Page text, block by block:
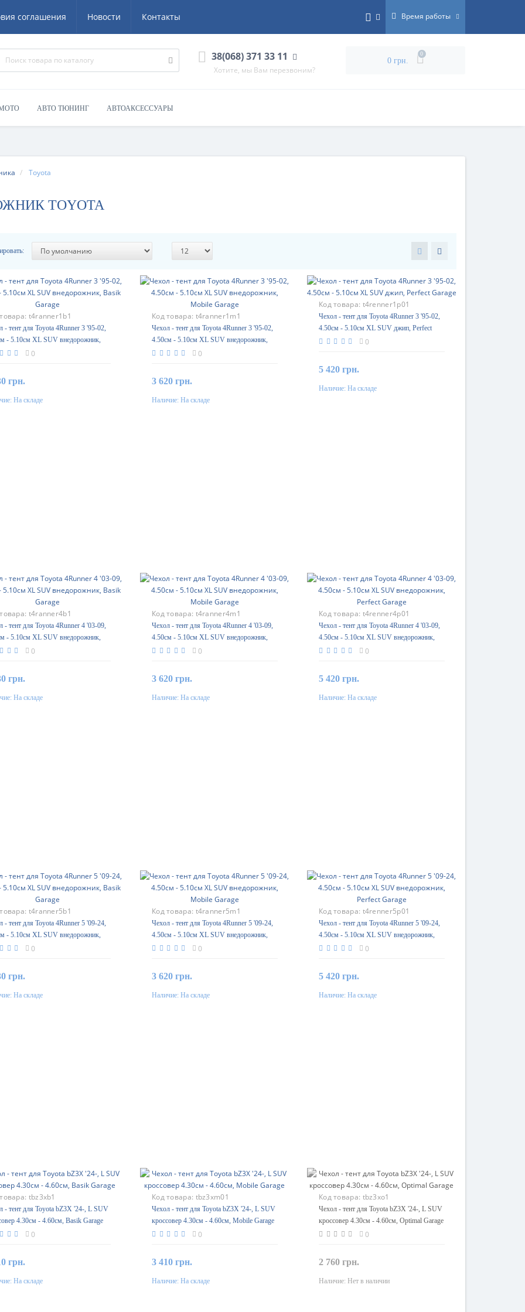
соглашения Новости Контакты Время работы
38(068) 371 33 11
Хотите, мы Вам перезвоним?
0 грн.
0
АВТО ТЮНИНГ АВТОАКСЕССУАРЫ
Toyota
TOYOTA
t4ranner1b1
- тент для Toyota 4Runner 3 '95-02,
- 5.10см XL SUV внедорожник,
0
грн.
В корзину
На складе
Код товара: t4ranner1m1
Чехол - тент для Toyota 4Runner 3 '95-02,
4.50см - 5.10см XL SUV внедорожник,
Mobile Garage 0
3 620 грн.
В корзину
Наличие: На складе
Код товара: t4renner1p01
Чехол - тент для Toyota 4Runner 3 '95-02,
4.50см - 5.10см XL SUV джип, Perfect
Garage
0
5 420 грн.
В корзину
Наличие: На складе
t4ranner4b1
- тент для Toyota 4Runner 4 '03-09,
- 5.10см XL SUV внедорожник,
0
грн.
В корзину
На складе
Код товара: t4ranner4m1
Чехол - тент для Toyota 4Runner 4 '03-09,
4.50см - 5.10см XL SUV внедорожник,
Mobile Garage 0
3 620 грн.
В корзину
Наличие: На складе
Код товара: t4renner4p01
Чехол - тент для Toyota 4Runner 4 '03-09,
4.50см - 5.10см XL SUV внедорожник,
Perfect Garage
0
5 420 грн.
В корзину
Наличие: На складе
t4ranner5b1
- тент для Toyota 4Runner 5 '09-24,
- 5.10см XL SUV внедорожник,
0
грн.
В корзину
На складе
Код товара: t4ranner5m1
Чехол - тент для Toyota 4Runner 5 '09-24,
4.50см - 5.10см XL SUV внедорожник,
Mobile Garage 0
3 620 грн.
В корзину
Наличие: На складе
Код товара: t4renner5p01
Чехол - тент для Toyota 4Runner 5 '09-24,
4.50см - 5.10см XL SUV внедорожник,
Perfect Garage
0
5 420 грн.
В корзину
Наличие: На складе
tbz3xb1
- тент для Toyota bZ3X '24-, L SUV
4.30см - 4.60см, Basik Garage
0
грн.
В корзину
На складе
Код товара: tbz3xm01
Чехол - тент для Toyota bZ3X '24-, L SUV
кроссовер 4.30см - 4.60см, Mobile Garage
0
3 410 грн.
В корзину
Наличие: На складе
Код товара: tbz3xo1
Чехол - тент для Toyota bZ3X '24-, L SUV
кроссовер 4.30см - 4.60см, Optimal Garage
0
2 760 грн.
Закончился
Наличие: Нет в наличии